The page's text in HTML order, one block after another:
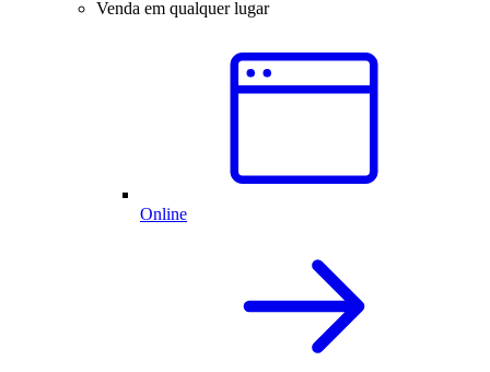
Venda em qualquer lugar
Online